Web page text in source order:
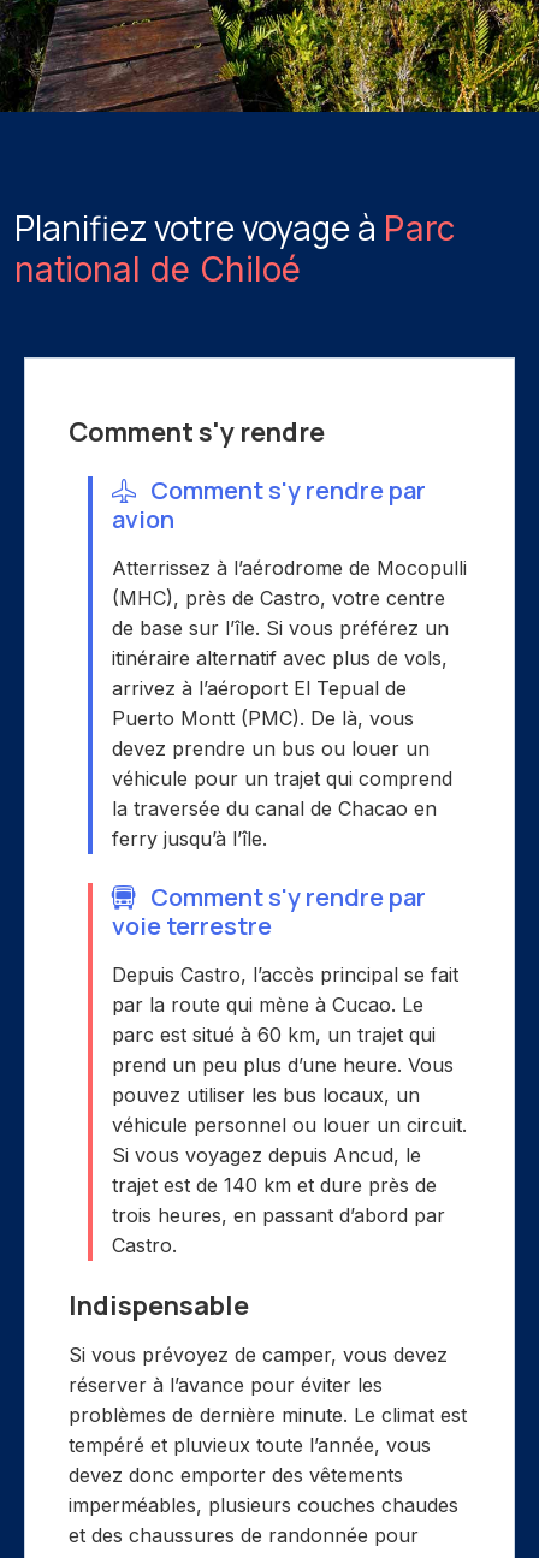
Planifiez votre voyage à Parc
national de Chiloé
Comment s'y rendre
Comment s'y rendre par
avion
Atterrissez à l’aérodrome de Mocopulli
(MHC), près de Castro, votre centre
de base sur l’île. Si vous préférez un
itinéraire alternatif avec plus de vols,
arrivez à l’aéroport El Tepual de
Puerto Montt (PMC). De là, vous
devez prendre un bus ou louer un
véhicule pour un trajet qui comprend
la traversée du canal de Chacao en
ferry jusqu’à l’île.
Comment s'y rendre par
voie terrestre
Depuis Castro, l’accès principal se fait
par la route qui mène à Cucao. Le
parc est situé à 60 km, un trajet qui
prend un peu plus d’une heure. Vous
pouvez utiliser les bus locaux, un
véhicule personnel ou louer un circuit.
Si vous voyagez depuis Ancud, le
trajet est de 140 km et dure près de
trois heures, en passant d’abord par
Castro.
Indispensable
Si vous prévoyez de camper, vous devez
réserver à l’avance pour éviter les
problèmes de dernière minute. Le climat est
tempéré et pluvieux toute l’année, vous
devez donc emporter des vêtements
imperméables, plusieurs couches chaudes
et des chaussures de randonnée pour